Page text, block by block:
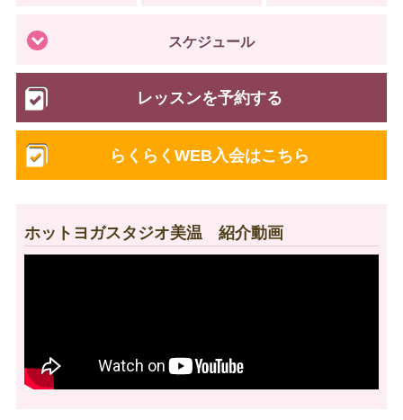
スケジュール
レッスンを予約する
らくらくWEB入会はこちら
ホットヨガスタジオ美温 紹介動画